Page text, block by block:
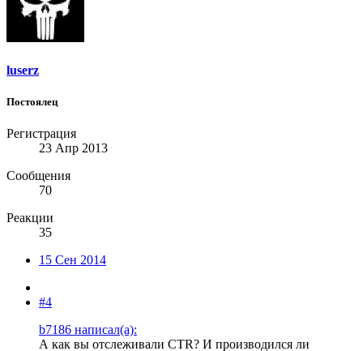
luserz
Постоялец
Регистрация
23 Апр 2013
Сообщения
70
Реакции
35
15 Сен 2014
#4
b7186 написал(а):
А как вы отслеживали CTR? И производился ли